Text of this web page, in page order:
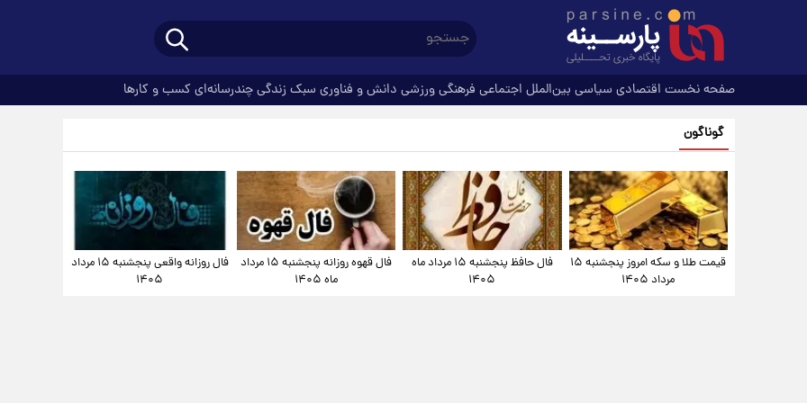
صفحه نخست اقتصادی سیاسی بین‌الملل اجتماعی فرهنگیورزشی دانش و فناوری سبک زندگیچندرسانه‌ای کسب و کارها
گوناگون
قیمت طلا و سکه امروز پنجشنبه ۱۵
مرداد ۱۴۰۵
فال حافظ پنجشنبه ۱۵ مرداد ماه
۱۴۰۵
فال قهوه روزانه پنجشنبه ۱۵ مرداد
ماه ۱۴۰۵
فال روزانه واقعی پنجشنبه ۱۵ مرداد
۱۴۰۵